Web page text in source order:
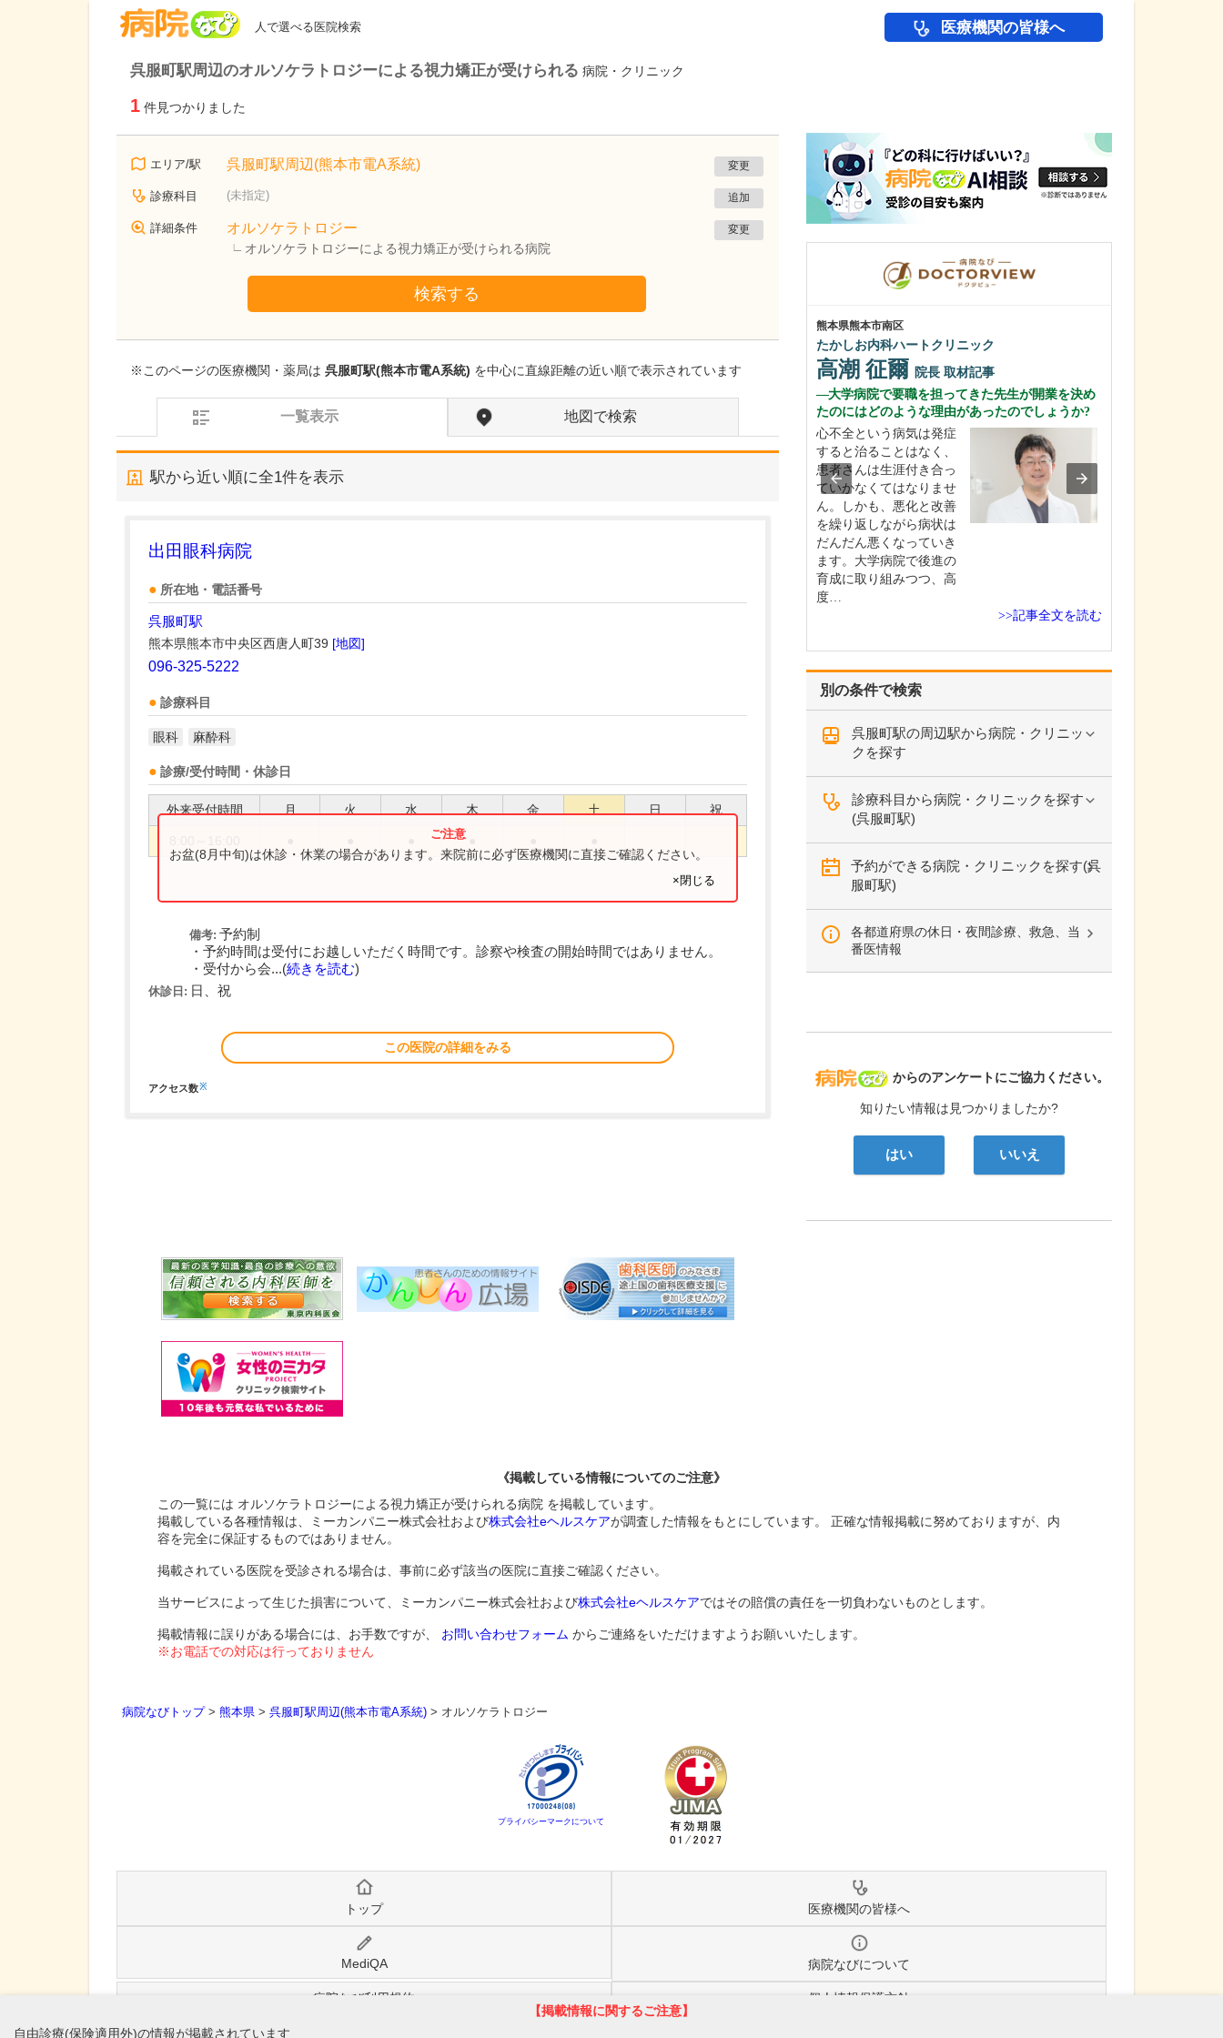
人で選べる医院検索 医療機関の皆様へ
呉服町駅周辺のオルソケラトロジーによる視力矯正が受けられる 病院・クリニック
1 件見つかりました
エリア/駅 呉服町駅周辺(熊本市電A系統) 変更
診療科目 (未指定) 追加
詳細条件 オルソケラトロジー
オルソケラトロジーによる視力矯正が受けられる病院
変更
検索する
※このページの医療機関・薬局は 呉服町駅(熊本市電A系統) を中心に直線距離の近い順で表示されています
一覧表示 地図で検索
駅から近い順に全1件を表示
出田眼科病院
所在地・電話番号
呉服町駅
熊本県熊本市中央区西唐人町39 [地図]
096-325-5222
診療科目
眼科 麻酔科
診療/受付時間・休診日
外来受付時間 月 火 水 木 金 土 日 祝
お盆(8月中旬)は休診・休業の場合があります。来院前に必ず医療機関に直接ご確認ください。
×閉じる
備考: 予約制
・予約時間は受付にお越しいただく時間です。診察や検査の開始時間ではありません。
・受付から会...(続きを読む)
休診日: 日、祝
この医院の詳細をみる
アクセス数※
別の条件で検索
呉服町駅の周辺駅から病院・クリニッ
クを探す
診療科目から病院・クリニックを探す
(呉服町駅)
予約ができる病院・クリニックを探す(呉
服町駅)
各都道府県の休日・夜間診療、救急、当
番医情報
病院なび
からのアンケートにご協力ください。
知りたい情報は見つかりましたか?
はい いいえ
熊本県熊本市南区
たかしお内科ハートクリニック
高潮 征爾 院長 取材記事
大学病院で要職を担ってきた先生が開業を決め
たのにはどのような理由があったのでしょうか?
心不全という病気は発症
すると治ることはなく、
患者さんは生涯付き合っ
ていかなくてはなりませ
ん。しかも、悪化と改善
を繰り返しながら病状は
だんだん悪くなっていき
ます。大学病院で後進の
育成に取り組みつつ、高
度…
>>記事全文を読む
山田医院
山田 恭子院長取材記事
しょうか?
おしりの痛みや腫れ、か
ゆみ、できものなどおし
《掲載している情報についてのご注意》
この一覧には オルソケラトロジーによる視力矯正が受けられる病院 を掲載しています。
掲載している各種情報は、ミーカンパニー株式会社および株式会社eヘルスケアが調査した情報をもとにしています。 正確な情報掲載に努めておりますが、内
容を完全に保証するものではありません。
掲載されている医院を受診される場合は、事前に必ず該当の医院に直接ご確認ください。
当サービスによって生じた損害について、ミーカンパニー株式会社および株式会社eヘルスケアではその賠償の責任を一切負わないものとします。
掲載情報に誤りがある場合には、お手数ですが、 お問い合わせフォーム からご連絡をいただけますようお願いいたします。
※お電話での対応は行っておりません
病院なびトップ> 熊本県 > 呉服町駅周辺(熊本市電A系統) > オルソケラトロジー
プライバシーマークについて
トップ 医療機関の皆様へ
MediQA 病院なびについて
病院なび利用規約
個人情報保護方針
【掲載情報に関するご注意】
自由診療(保険適用外)の情報が掲載されています